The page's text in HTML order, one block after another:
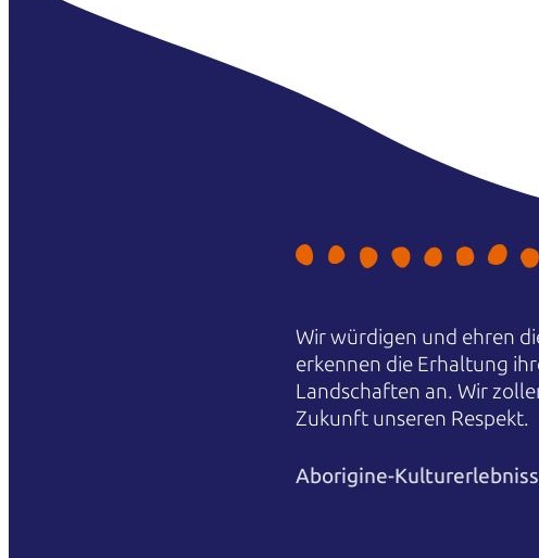
Wir würdigen und ehren
erkennen die Erhaltung
Landschaften an. Wir
Zukunft unseren Respekt.
Aborigine-